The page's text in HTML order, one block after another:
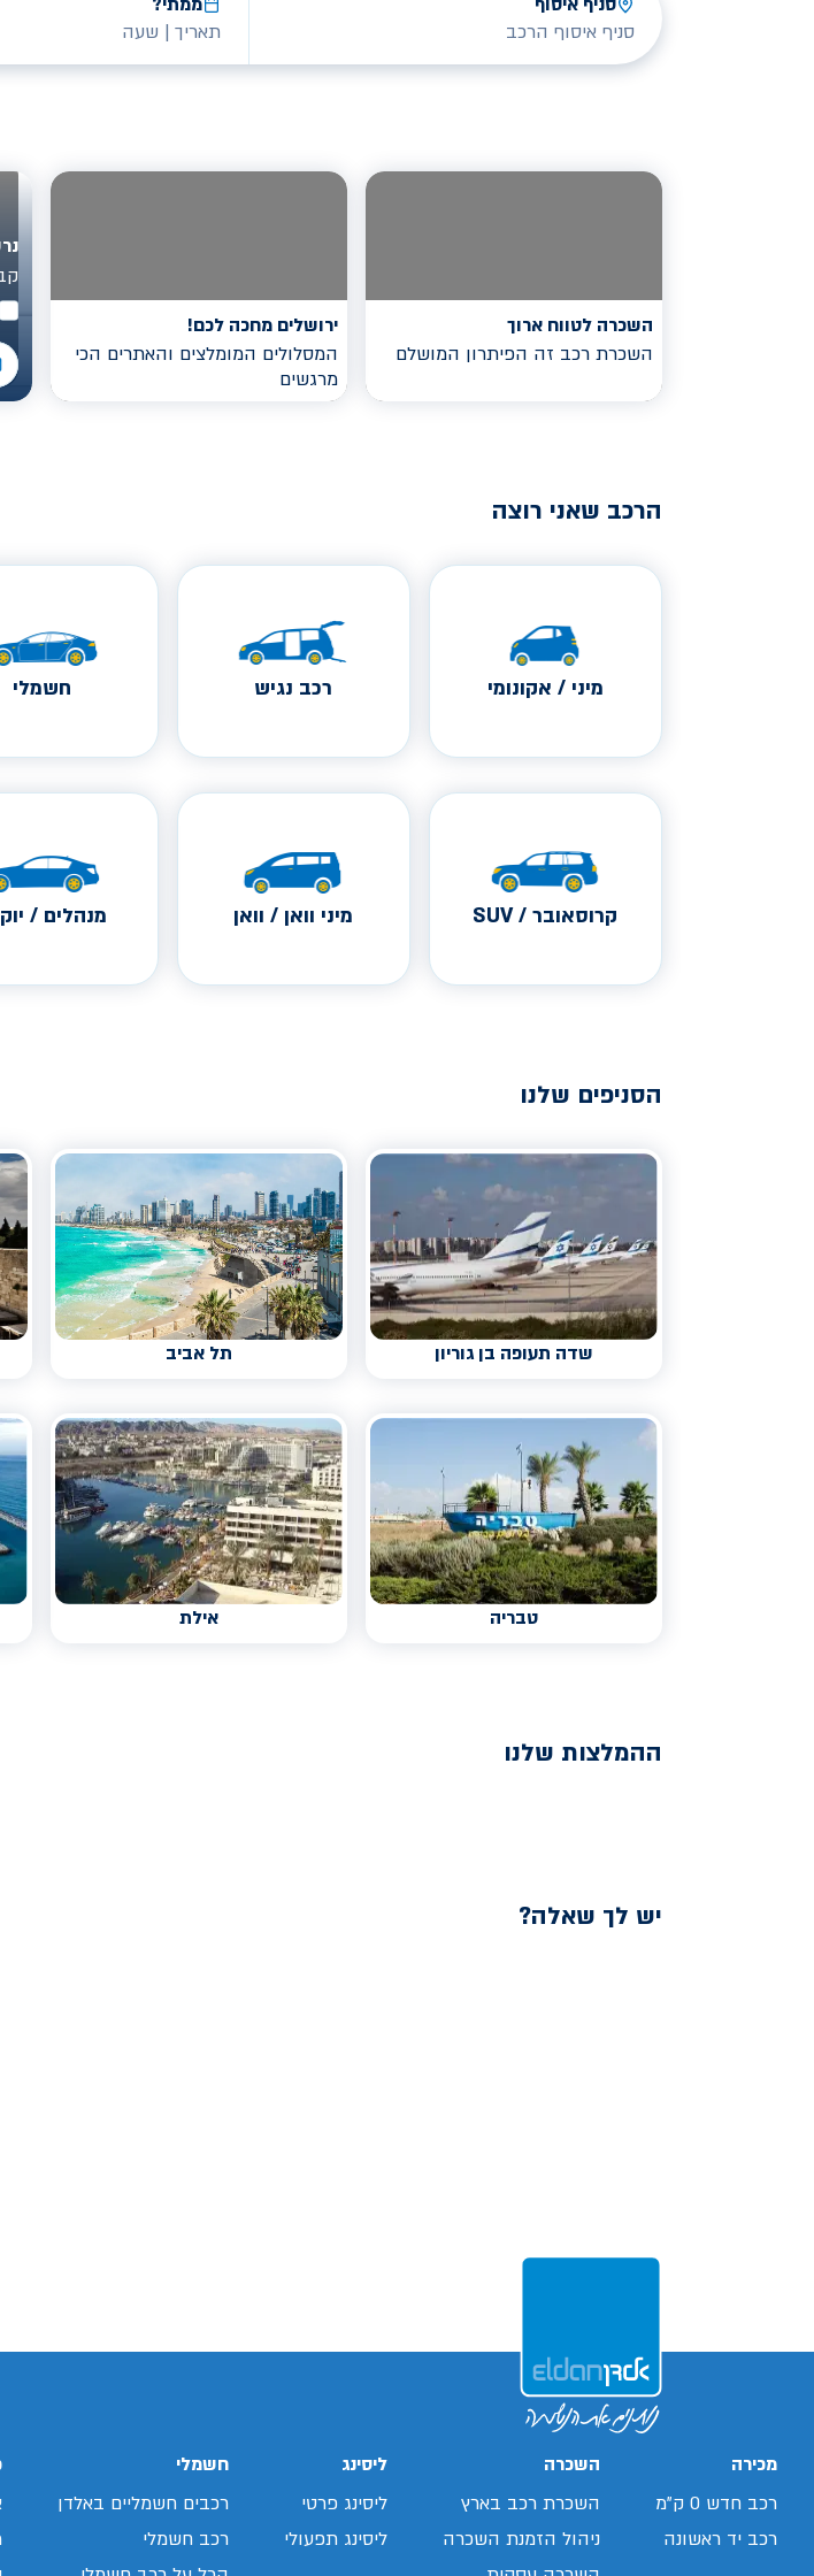
סניף איסוף הרכב
תאריך | שעה
השכרה לטווח ארוך
השכרת רכב זה הפיתרון המושלם
ירושלים מחכה לכם!
המסלולים המומלצים והאתרים הכי
מרגשים
קבלו 10%
הרכב שאני רוצה
מיני / אקונומי רכב נגיש חשמלי
קרוסאובר / SUV מיני וואן / וואן מנהלים /
הסניפים שלנו
שדה תעופה בן גוריון תל אביב
טבריה אילת
ההמלצות שלנו
יש לך שאלה?
מכירה
רכב חדש 0 ק"מ
רכב יד ראשונה
השכרה
השכרת רכב בארץ
ניהול הזמנת השכרה
ליסינג
ליסינג פרטי
ליסינג תפעולי
חשמלי
רכבים חשמליים באלדן
רכב חשמלי